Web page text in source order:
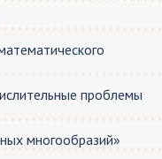
проблемы
многообразий»